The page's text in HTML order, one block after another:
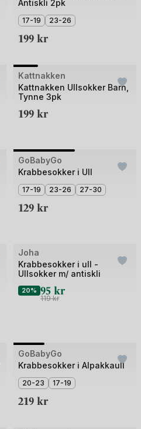
av
Antiskli 2pk
17-19 23-26
199 kr
Bilde
av
Kattnakken
Kattnakken Ullsokker Barn,
Tynne 3pk
199 kr
3 for 2
Bilde
av
GoBabyGo
Krabbesokker i Ull
17-19 23-26 27-30
129 kr
Joha
Krabbesokker i ull -
Ullsokker m/ antiskli
20% 95 kr
119kr
3 for 2
Bilde
av
GoBabyGo
Krabbesokker i Alpakkaull
20-23 17-19
219 kr